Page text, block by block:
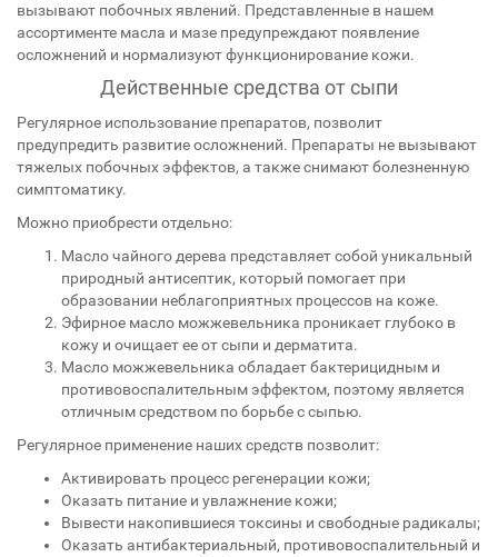
вызывают побочных явлений. Представленные в нашем
ассортименте масла и мазе предупреждают появление
осложнений и нормализуют функционирование кожи.
Действенные средства от сыпи
Регулярное использование препаратов, позволит
предупредить развитие осложнений. Препараты не вызывают
тяжелых побочных эффектов, а также снимают болезненную
симптоматику.
Можно приобрести отдельно:
Масло чайного дерева представляет собой уникальный
природный антисептик, который помогает при
образовании неблагоприятных процессов на коже.
Эфирное масло можжевельника проникает глубоко в
кожу и очищает ее от сыпи и дерматита.
Масло можжевельника обладает бактерицидным и
противовоспалительным эффектом, поэтому является
отличным средством по борьбе с сыпью.
Регулярное применение наших средств позволит:
Активировать процесс регенерации кожи;
Оказать питание и увлажнение кожи;
Вывести накопившиеся токсины и свободные радикалы;
Оказать антибактериальный, противовоспалительный и